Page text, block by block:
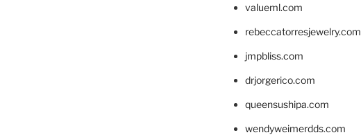
valueml.com
rebeccatorresjewelry.com
jmpbliss.com
drjorgerico.com
queensushipa.com
wendyweimerdds.com